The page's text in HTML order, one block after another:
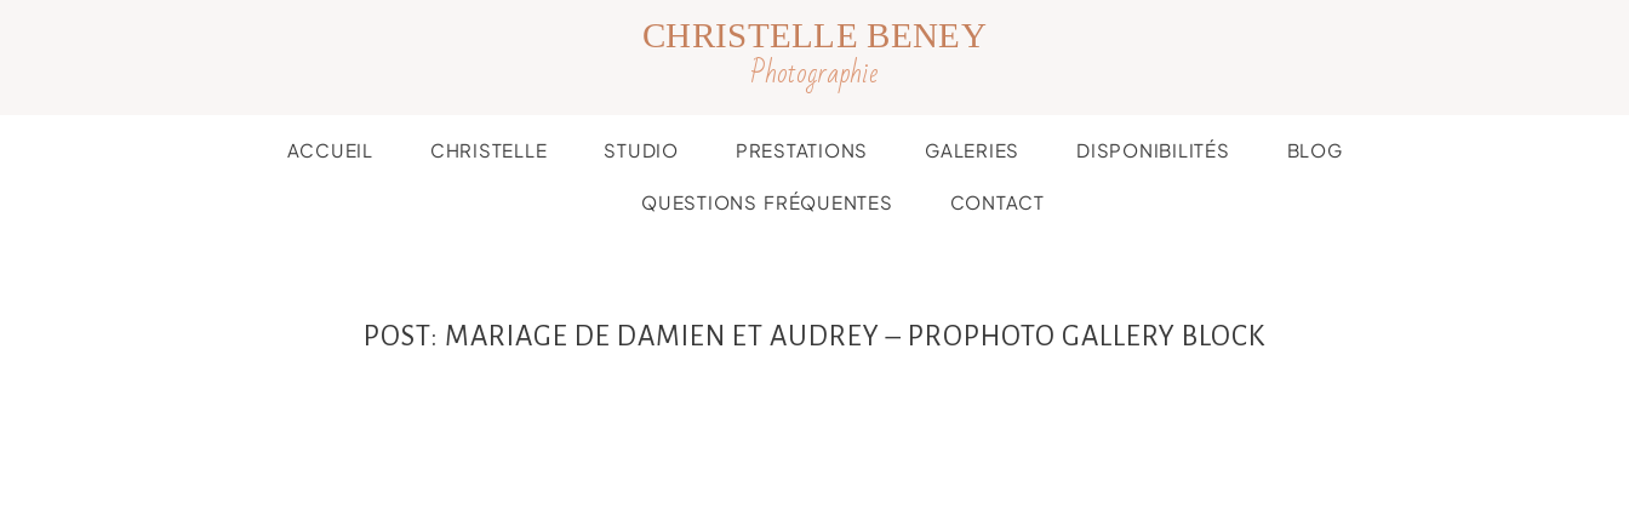
Photographie
CHRISTELLE BENEY
ACCUEIL CHRISTELLE STUDIO PRESTATIONS GALERIES DISPONIBILITÉS BLOG
QUESTIONS FRÉQUENTES CONTACT
POST: MARIAGE DE DAMIEN ET AUDREY – PROPHOTO GALLERY BLOCK